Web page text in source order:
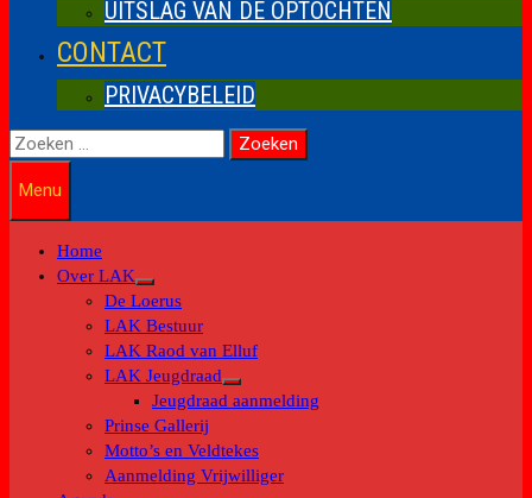
UITSLAG VAN DE OPTOCHTEN
CONTACT
PRIVACYBELEID
Zoeken
naar:
Menu
Home
Over LAK
Toon
submenu
De Loerus
LAK Bestuur
LAK Raod van Elluf
LAK Jeugdraad
Toon
Jeugdraad aanmelding
Prinse Gallerij
Motto’s en Veldtekes
Aanmelding Vrijwilliger